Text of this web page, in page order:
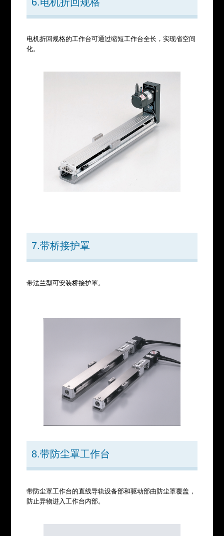
电机折回规格的工作台可通过缩短工作台全长，实现省空间
化。
7.带桥接护罩
带法兰型可安装桥接护罩。
8.带防尘罩工作台
带防尘罩工作台的直线导轨设备部和驱动部由防尘罩覆盖，
防止异物进入工作台内部。